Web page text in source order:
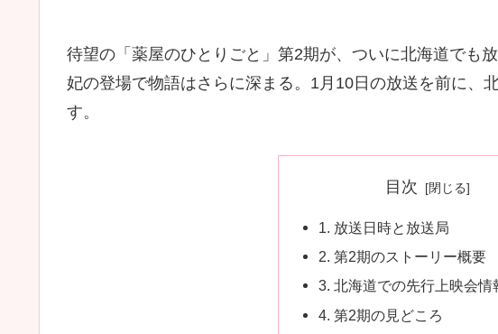
待望の「薬屋のひとりごと」第2期が、ついに北海道でも
妃の登場で物語はさらに深まる。1月10日の放送を前に、
す。
目次
1. 放送日時と放送局
2. 第2期のストーリー概要
3. 北海道での先行上映会情
4. 第2期の見どころ